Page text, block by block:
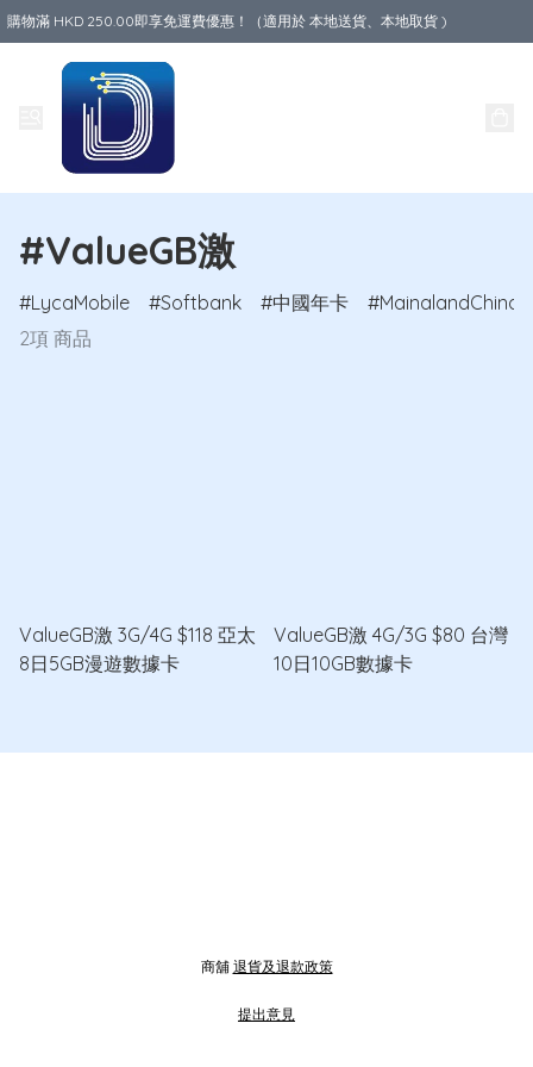
購物滿 HKD 250.00即享免運費優惠！（適用於 本地送貨、本地取貨 )
#ValueGB激
LycaMobile Softbank 中國年卡
MainalandChina
2項 商品
ValueGB激 3G/4G $118 亞太
8日5GB漫遊數據卡
ValueGB激 4G/3G $80 台灣
10日10GB數據卡
商舖 退貨及退款政策
提出意見